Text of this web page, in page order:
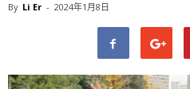
By Li Er - 2024年1月8日